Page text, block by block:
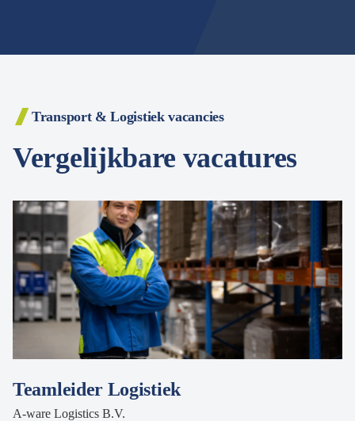
Transport & Logistiek vacancies
Vergelijkbare vacatures
Teamleider Logistiek
A-ware Logistics B.V.